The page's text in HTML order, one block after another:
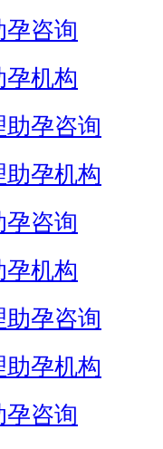
孕咨询
孕机构
孕咨询
孕机构
孕咨询
孕机构
孕咨询
孕机构
孕咨询